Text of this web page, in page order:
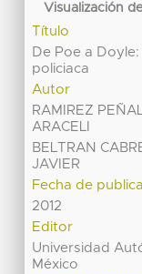
Visualización
Título
De Poe a
policiaca
Autor
RAMIREZ
ARACELI
BELTRAN
JAVIER
Fecha de
2012
Editor
Universidad
México